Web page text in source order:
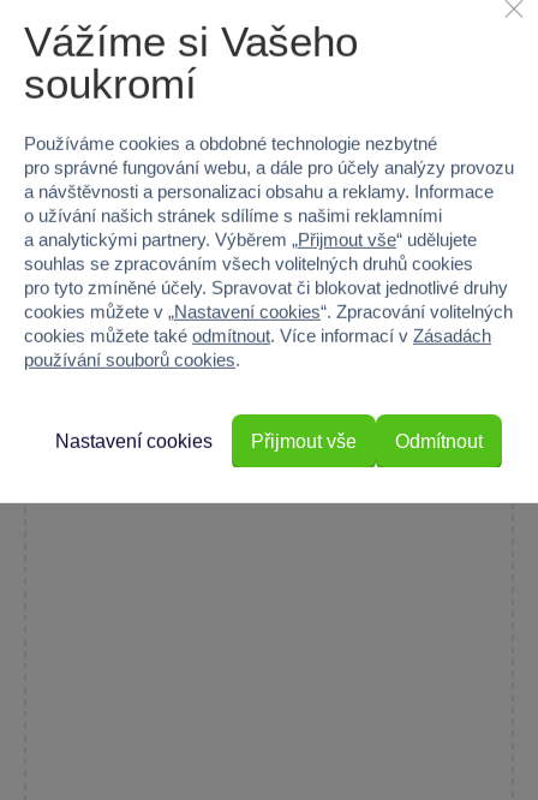
Dino - Dřevěné licenční kostky Domácí zvířátka 12
kostek
Rozvíjejte kreativitu svých dětí s barevnými dřevěnými...
Skladem prodejny
Vážíme si Vašeho
soukromí
Používáme cookies a obdobné technologie nezbytné
pro správné fungování webu, a dále pro účely analýzy provozu
a návštěvnosti a personalizaci obsahu a reklamy. Informace
o užívání našich stránek sdílíme s našimi reklamními
a analytickými partnery. Výběrem „Přijmout vše“ udělujete
souhlas se zpracováním všech volitelných druhů cookies
pro tyto zmíněné účely. Spravovat či blokovat jednotlivé druhy
cookies můžete v „Nastavení cookies“. Zpracování volitelných
cookies můžete také odmítnout. Více informací v Zásadách
používání souborů cookies.
Odmítnout
Nastavení cookies Přijmout vše